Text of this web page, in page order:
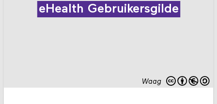
Waag
eHealth Gebruikersgilde